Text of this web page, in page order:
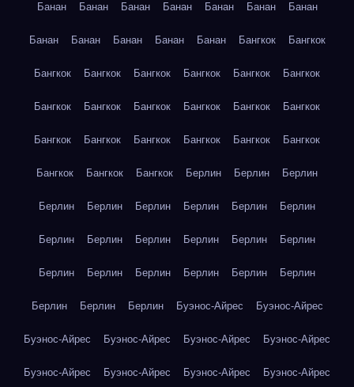
Банан Банан Банан Банан Банан Банан Банан
Банан Банан Банан Банан Банан Бангкок Бангкок
Бангкок Бангкок Бангкок Бангкок Бангкок Бангкок
Бангкок Бангкок Бангкок Бангкок Бангкок Бангкок
Бангкок Бангкок Бангкок Бангкок Бангкок Бангкок
Бангкок Бангкок Бангкок Берлин Берлин Берлин
Берлин Берлин Берлин Берлин Берлин Берлин
Берлин Берлин Берлин Берлин Берлин Берлин
Берлин Берлин Берлин Берлин Берлин Берлин
Берлин Берлин Берлин Буэнос-Айрес Буэнос-Айрес
Буэнос-Айрес Буэнос-Айрес Буэнос-Айрес Буэнос-Айрес
Буэнос-Айрес Буэнос-Айрес Буэнос-Айрес Буэнос-Айрес